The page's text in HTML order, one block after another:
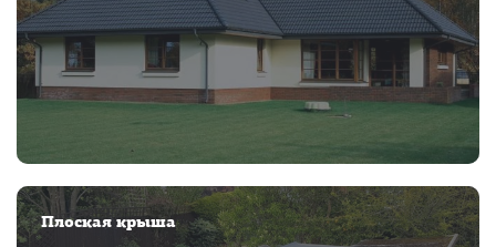
Плоская крыша